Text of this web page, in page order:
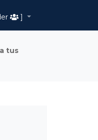
]
tus